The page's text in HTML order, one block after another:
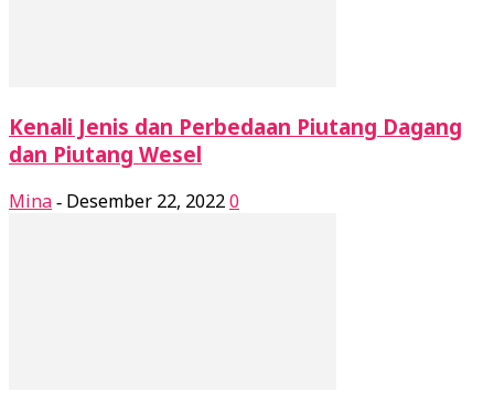
Kenali Jenis dan Perbedaan Piutang Dagang
dan Piutang Wesel
Mina - Desember 22, 20220